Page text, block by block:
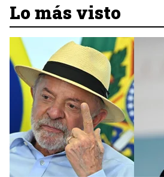
Lo más visto